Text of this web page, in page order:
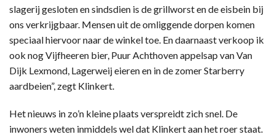
slagerij gesloten en sindsdien is de grillworst en de eisbein bij
ons verkrijgbaar. Mensen uit de omliggende dorpen komen
speciaal hiervoor naar de winkel toe. En daarnaast verkoop ik
ook nog Vijfheeren bier, Puur Achthoven appelsap van Van
Dijk Lexmond, Lagerweij eieren en in de zomer Starberry
aardbeien”, zegt Klinkert.
Het nieuws in zo’n kleine plaats verspreidt zich snel. De
inwoners weten inmiddels wel dat Klinkert aan het roer staat.